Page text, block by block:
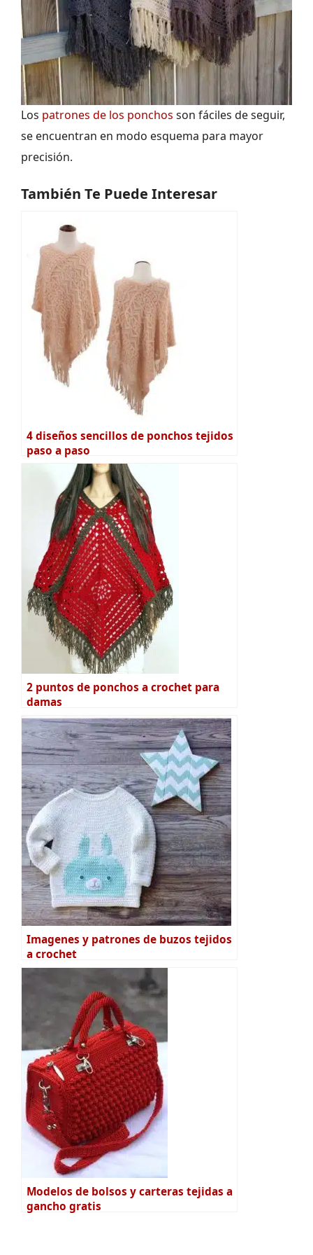
Los patrones de los ponchos son fáciles de seguir,
se encuentran en modo esquema para mayor
precisión.
También Te Puede Interesar
4 diseños sencillos de ponchos tejidos
paso a paso
2 puntos de ponchos a crochet para
damas
Imagenes y patrones de buzos tejidos
a crochet
Modelos de bolsos y carteras tejidas a
gancho gratis